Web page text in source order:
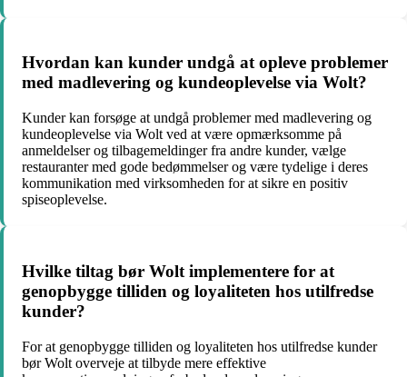
Hvordan kan kunder undgå at opleve problemer
med madlevering og kundeoplevelse via Wolt?
Kunder kan forsøge at undgå problemer med madlevering og
kundeoplevelse via Wolt ved at være opmærksomme på
anmeldelser og tilbagemeldinger fra andre kunder, vælge
restauranter med gode bedømmelser og være tydelige i deres
kommunikation med virksomheden for at sikre en positiv
spiseoplevelse.
Hvilke tiltag bør Wolt implementere for at
genopbygge tilliden og loyaliteten hos utilfredse
kunder?
For at genopbygge tilliden og loyaliteten hos utilfredse kunder
bør Wolt overveje at tilbyde mere effektive